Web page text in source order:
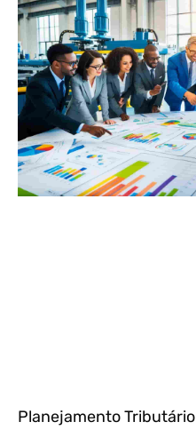
Planejamento